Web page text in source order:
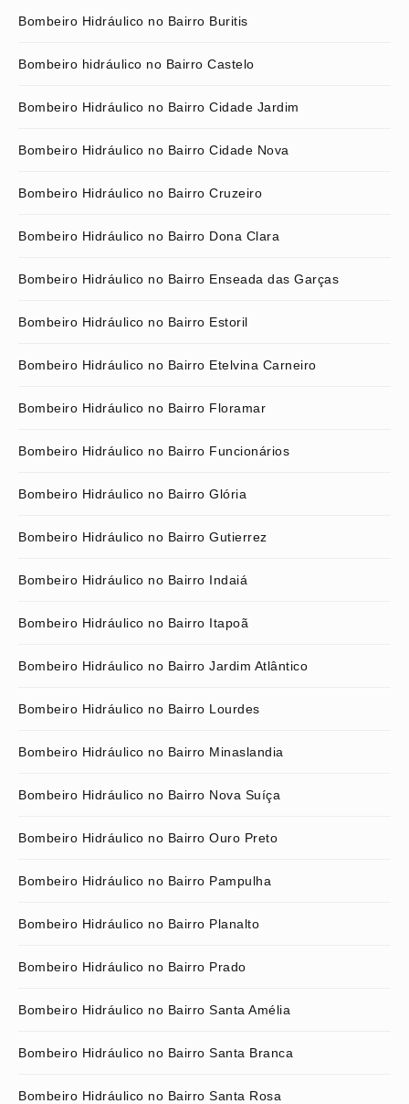
Bombeiro Hidráulico no Bairro Buritis
Bombeiro hidráulico no Bairro Castelo
Bombeiro Hidráulico no Bairro Cidade Jardim
Bombeiro Hidráulico no Bairro Cidade Nova
Bombeiro Hidráulico no Bairro Cruzeiro
Bombeiro Hidráulico no Bairro Dona Clara
Bombeiro Hidráulico no Bairro Enseada das Garças
Bombeiro Hidráulico no Bairro Estoril
Bombeiro Hidráulico no Bairro Etelvina Carneiro
Bombeiro Hidráulico no Bairro Floramar
Bombeiro Hidráulico no Bairro Funcionários
Bombeiro Hidráulico no Bairro Glória
Bombeiro Hidráulico no Bairro Gutierrez
Bombeiro Hidráulico no Bairro Indaiá
Bombeiro Hidráulico no Bairro Itapoã
Bombeiro Hidráulico no Bairro Jardim Atlântico
Bombeiro Hidráulico no Bairro Lourdes
Bombeiro Hidráulico no Bairro Minaslandia
Bombeiro Hidráulico no Bairro Nova Suíça
Bombeiro Hidráulico no Bairro Ouro Preto
Bombeiro Hidráulico no Bairro Pampulha
Bombeiro Hidráulico no Bairro Planalto
Bombeiro Hidráulico no Bairro Prado
Bombeiro Hidráulico no Bairro Santa Amélia
Bombeiro Hidráulico no Bairro Santa Branca
Bombeiro Hidráulico no Bairro Santa Rosa